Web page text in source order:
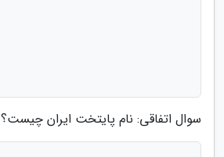
سوال اتفاقی: نام پایتخت ایران چیست؟